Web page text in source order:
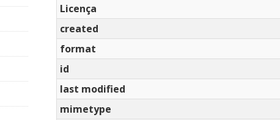
Licença
created
format
id
last modified
mimetype